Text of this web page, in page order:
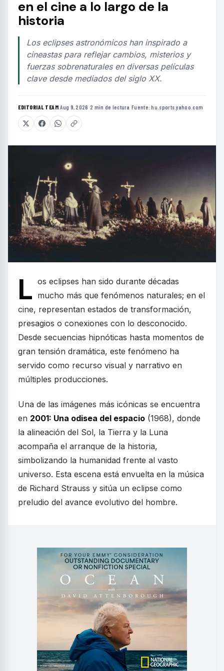
en el cine a lo largo de la
historia
Los eclipses astronómicos han inspirado a
cineastas para reflejar cambios, misterios y
fuerzas sobrenaturales en diversas películas
clave desde mediados del siglo XX.
EDITORIAL TEAM·Aug 9, 2026 ·2 min de lectura ·Fuente:hu.sports.yahoo.com
L os eclipses han sido durante décadas
mucho más que fenómenos naturales; en el
cine, representan estados de transformación,
presagios o conexiones con lo desconocido.
Desde secuencias hipnóticas hasta momentos de
gran tensión dramática, este fenómeno ha
servido como recurso visual y narrativo en
múltiples producciones.
Una de las imágenes más icónicas se encuentra
en 2001: Una odisea del espacio (1968), donde
la alineación del Sol, la Tierra y la Luna
acompaña el arranque de la historia,
simbolizando la humanidad frente al vasto
universo. Esta escena está envuelta en la música
de Richard Strauss y sitúa un eclipse como
preludio del avance evolutivo del hombre.